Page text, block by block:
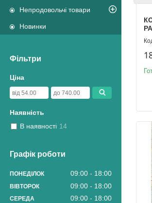
Непродовольчі товари
Новинки
Фільтри
Ціна
Наявність
В наявності 14
Графік роботи
ПОНЕДІЛОК 09:00 18:00
ВІВТОРОК 09:00 18:00
СЕРЕДА 09:00 18:00